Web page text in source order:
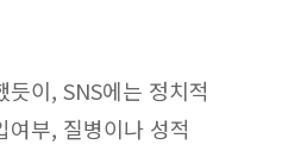
이, SNS에는 정치적
여부, 질병이나 성적